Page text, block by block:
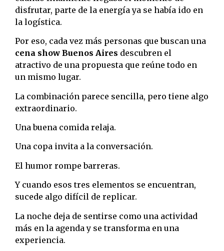
disfrutar, parte de la energía ya se había ido en
la logística.
Por eso, cada vez más personas que buscan una
cena show Buenos Aires descubren el
atractivo de una propuesta que reúne todo en
un mismo lugar.
La combinación parece sencilla, pero tiene algo
extraordinario.
Una buena comida relaja.
Una copa invita a la conversación.
El humor rompe barreras.
Y cuando esos tres elementos se encuentran,
sucede algo difícil de replicar.
La noche deja de sentirse como una actividad
más en la agenda y se transforma en una
experiencia.